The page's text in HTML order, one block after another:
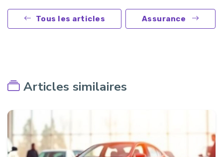
Tous les articles Assurance
Articles similaires